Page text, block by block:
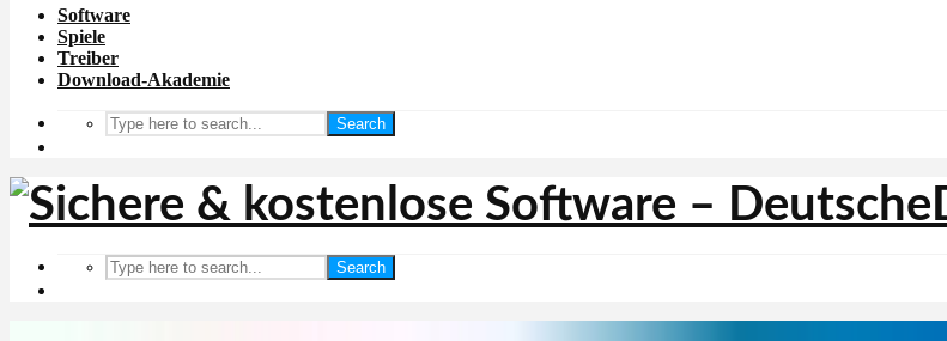
Software
Spiele
Treiber
Download-Akademie
Search
Search